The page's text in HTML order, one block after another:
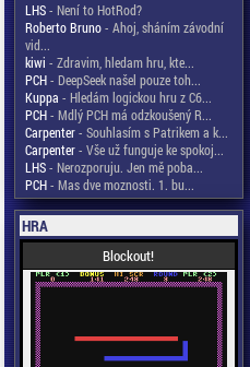
LHS- Není to HotRod?
Roberto Bruno- Ahoj, sháním závodní
vid...
kiwi - Zdravim, hledam hru, kte...
PCH- DeepSeek našel pouze toh...
Kuppa - Hledám logickou hru z C6...
PCH- Mdlý PCH má odzkoušený R...
Carpenter- Souhlasím s Patrikem a k...
Carpenter- Vše už funguje ke spokoj...
LHS- Nerozporuju. Jen mě poba...
PCH- Mas dve moznosti. 1. bu...
HRA
Blockout!